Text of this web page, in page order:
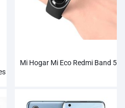
Mi Hogar Mi Eco Redmi Band 5